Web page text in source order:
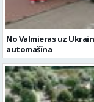
No Valmieras uz
automašīna